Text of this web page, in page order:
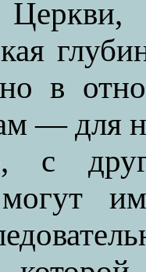
в
— для
с
могут